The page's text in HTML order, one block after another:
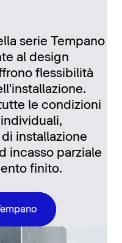
serie Tempano
al design
flessibilità
le condizioni
installazione
incasso parziale
finito.